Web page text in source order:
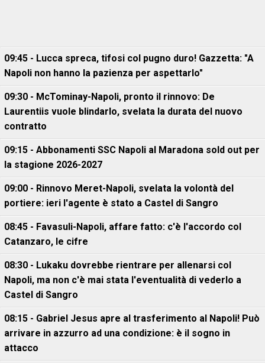
09:45 - Lucca spreca, tifosi col pugno duro! Gazzetta: "A
Napoli non hanno la pazienza per aspettarlo"
09:30 - McTominay-Napoli, pronto il rinnovo: De
Laurentiis vuole blindarlo, svelata la durata del nuovo
contratto
09:15 - Abbonamenti SSC Napoli al Maradona sold out per
la stagione 2026-2027
09:00 - Rinnovo Meret-Napoli, svelata la volontà del
portiere: ieri l'agente è stato a Castel di Sangro
08:45 - Favasuli-Napoli, affare fatto: c'è l'accordo col
Catanzaro, le cifre
08:30 - Lukaku dovrebbe rientrare per allenarsi col
Napoli, ma non c'è mai stata l'eventualità di vederlo a
Castel di Sangro
08:15 - Gabriel Jesus apre al trasferimento al Napoli! Può
arrivare in azzurro ad una condizione: è il sogno in
attacco